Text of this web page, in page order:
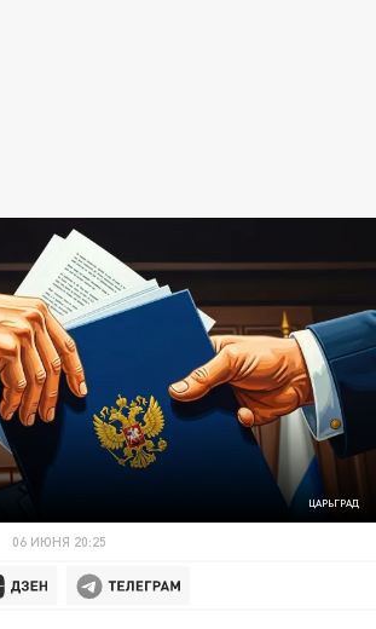
ЦАРЬГРАД
06 ИЮНЯ 20:25